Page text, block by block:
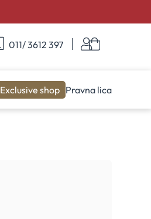
011/ 3612 397 Korpa
Exclusive shop Pravna lica